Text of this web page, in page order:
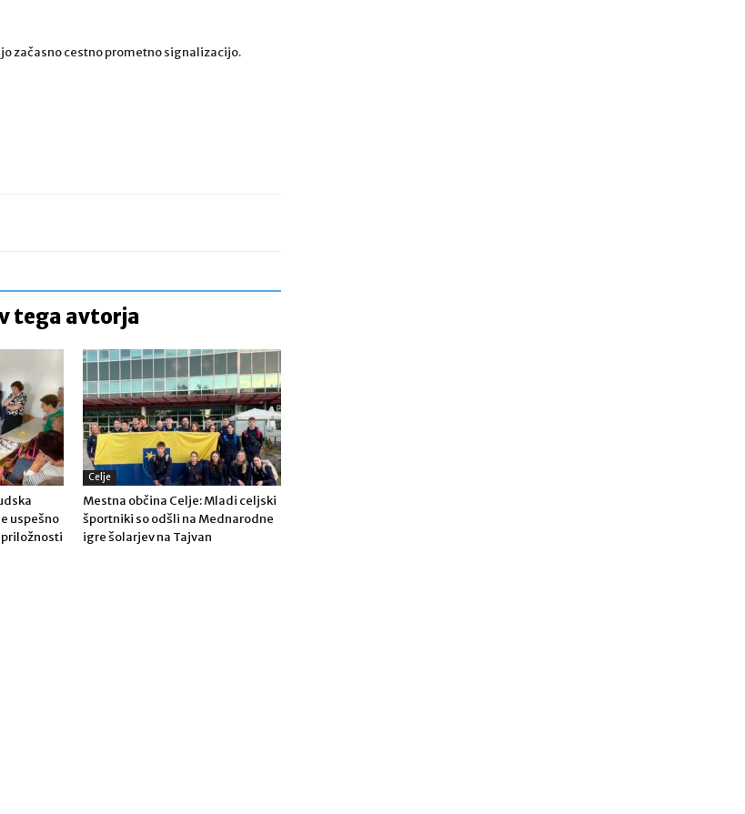
začasno cestno prometno signalizacijo.
tega avtorja
uspešno
Celje
Mestna občina Celje: Mladi celjski
športniki so odšli na Mednarodne
igre šolarjev na Tajvan